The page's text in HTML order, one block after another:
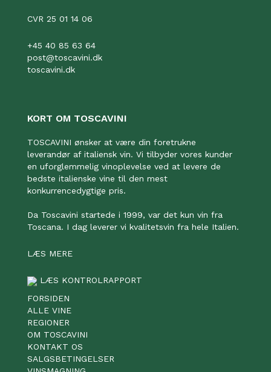
CVR 25 01 14 06
+45 40 85 63 64
post@toscavini.dk
toscavini.dk
KORT OM TOSCAVINI
TOSCAVINI ønsker at være din foretrukne
leverandør af italiensk vin. Vi tilbyder vores kunder
en uforglemmelig vinoplevelse ved at levere de
bedste italienske vine til den mest
konkurrencedygtige pris.
Da Toscavini startede i 1999, var det kun vin fra
Toscana. I dag leverer vi kvalitetsvin fra hele Italien.
LÆS MERE
LÆS KONTROLRAPPORT
FORSIDEN
ALLE VINE
REGIONER
OM TOSCAVINI
KONTAKT OS
SALGSBETINGELSER